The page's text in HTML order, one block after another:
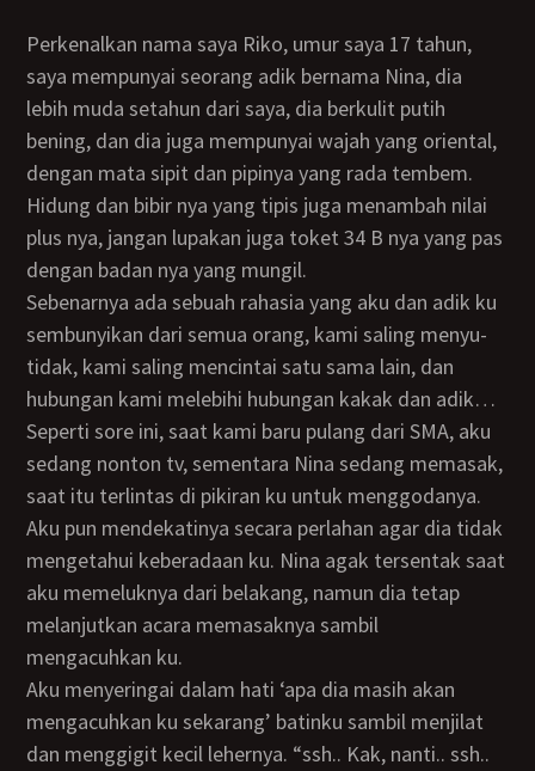
perkenalkan nama saya Riko, umur saya 17 tahun,
saya mempunyai seorang adik bernama Nina, dia
lebih muda setahun dari saya, dia berkulit putih
bening, dan dia juga mempunyai wajah yang oriental,
dengan mata sipit dan pipinya yang rada tembem.
Hidung dan bibir nya yang tipis juga menambah nilai
plus nya, jangan lupakan juga toket 34 B nya yang pas
dengan badan nya yang mungil.
Sebenarnya ada sebuah rahasia yang aku dan adik ku
sembunyikan dari semua orang, kami saling menyu-
tidak, kami saling mencintai satu sama lain, dan
hubungan kami melebihi hubungan kakak dan adik…
Seperti sore ini, saat kami baru pulang dari SMA, aku
sedang nonton tv, sementara Nina sedang memasak,
saat itu terlintas di pikiran ku untuk menggodanya.
Aku pun mendekatinya secara perlahan agar dia tidak
mengetahui keberadaan ku. Nina agak tersentak saat
aku memeluknya dari belakang, namun dia tetap
melanjutkan acara memasaknya sambil
mengacuhkan ku.
Aku menyeringai dalam hati ‘apa dia masih akan
mengacuhkan ku sekarang’ batinku sambil menjilat
dan menggigit kecil lehernya. “ssh.. Kak, nanti.. ssh..